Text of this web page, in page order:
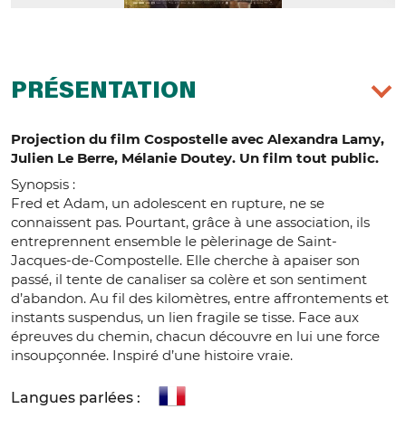
PRÉSENTATION
Projection du film Cospostelle avec Alexandra Lamy,
Julien Le Berre, Mélanie Doutey. Un film tout public.
Synopsis :
Fred et Adam, un adolescent en rupture, ne se
connaissent pas. Pourtant, grâce à une association, ils
entreprennent ensemble le pèlerinage de Saint-
Jacques-de-Compostelle. Elle cherche à apaiser son
passé, il tente de canaliser sa colère et son sentiment
d’abandon. Au fil des kilomètres, entre affrontements et
instants suspendus, un lien fragile se tisse. Face aux
épreuves du chemin, chacun découvre en lui une force
insoupçonnée. Inspiré d’une histoire vraie.
Langues parlées :